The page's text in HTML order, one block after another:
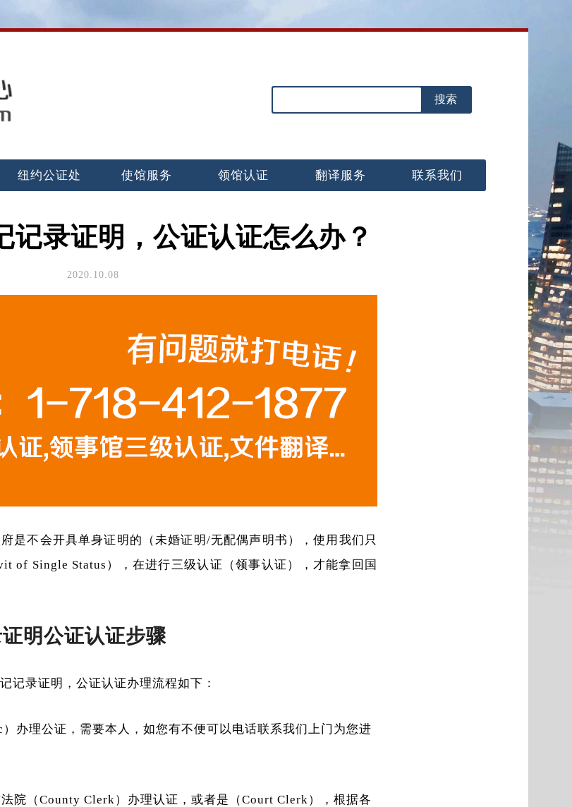
纽约公证处 使馆服务 领馆认证 翻译服务 联系我们
记录证明，公证认证怎么办？
2020.10.08
是不会开具单身证明的（未婚证明/无配偶声明书），使用我们只
of Single Status），在进行三级认证（领事认证），才能拿回国
明公证认证步骤
记录证明，公证认证办理流程如下：
办理公证，需要本人，如您有不便可以电话联系我们上门为您进
院（County Clerk）办理认证，或者是（Court Clerk），根据各